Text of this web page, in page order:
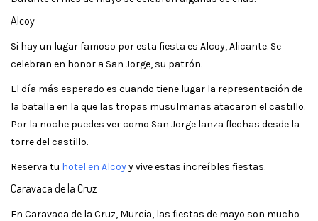
Alcoy
Si hay un lugar famoso por esta fiesta es Alcoy, Alicante. Se
celebran en honor a San Jorge, su patrón.
El día más esperado es cuando tiene lugar la representación de
la batalla en la que las tropas musulmanas atacaron el castillo.
Por la noche puedes ver como San Jorge lanza flechas desde la
torre del castillo.
Reserva tu hotel en Alcoyy vive estas increíbles fiestas.
Caravaca de la Cruz
En Caravaca de la Cruz, Murcia, las fiestas de mayo son mucho